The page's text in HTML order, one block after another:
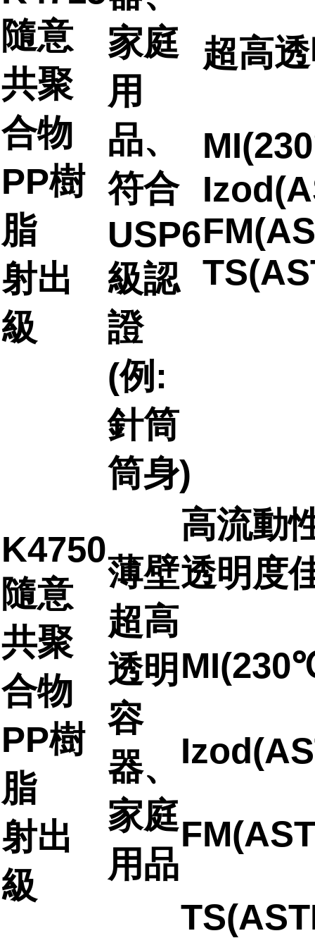
隨意
共聚
合物
PP樹
脂
射出
級
家庭
用
品、
符合
USP6
級認
證
(例:
針筒
筒身)
超高
K4750
隨意
共聚
合物
PP樹
脂
射出
級
薄壁
超高
透明
容
器、
家庭
用品
高流動
透明度